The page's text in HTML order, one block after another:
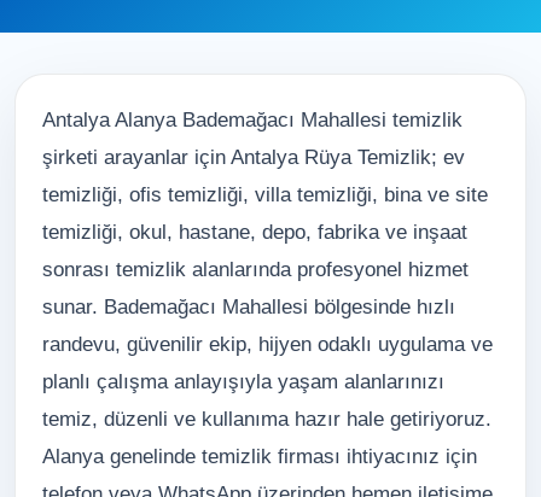
Antalya Alanya Bademağacı Mahallesi temizlik
şirketi arayanlar için Antalya Rüya Temizlik; ev
temizliği, ofis temizliği, villa temizliği, bina ve site
temizliği, okul, hastane, depo, fabrika ve inşaat
sonrası temizlik alanlarında profesyonel hizmet
sunar. Bademağacı Mahallesi bölgesinde hızlı
randevu, güvenilir ekip, hijyen odaklı uygulama ve
planlı çalışma anlayışıyla yaşam alanlarınızı
temiz, düzenli ve kullanıma hazır hale getiriyoruz.
Alanya genelinde temizlik firması ihtiyacınız için